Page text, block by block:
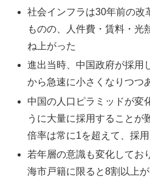
社会インフラは30年前の改
ものの、人件費・賃料・光
ね上がった
進出当時、中国政府が採用
から急速に小さくなりつつ
中国の人口ピラミッドが変
うに大量に採用することが
倍率は常に1を超えて、採
若年層の意識も変化してお
海市戸籍に限ると8割以上